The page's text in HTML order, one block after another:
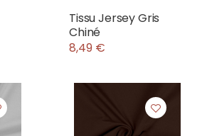
Tissu Jersey Gris
Chiné
8,49 €